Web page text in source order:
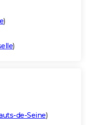
)
)
de-Seine)